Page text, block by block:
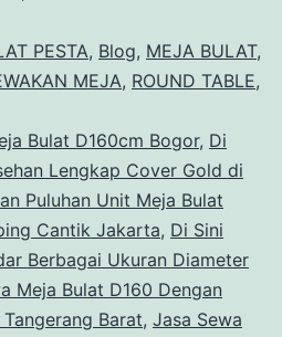
PESTA, Blog, MEJA BULAT,
MEJA, ROUND TABLE,
Bulat D160cm Bogor, Di
Lengkap Cover Gold di
Puluhan Unit Meja Bulat
Cantik Jakarta, Di Sini
Berbagai Ukuran Diameter
Meja Bulat D160 Dengan
Barat, Jasa Sewa